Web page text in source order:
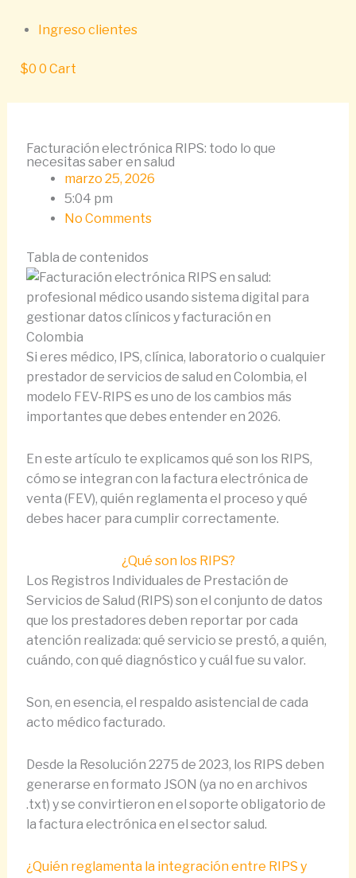
Ingreso clientes
$0 0 Cart
Facturación electrónica RIPS: todo lo que
necesitas saber en salud
marzo 25, 2026
5:04 pm
No Comments
Tabla de contenidos
Si eres médico, IPS, clínica, laboratorio o cualquier
prestador de servicios de salud en Colombia, el
modelo FEV-RIPS es uno de los cambios más
importantes que debes entender en 2026.
En este artículo te explicamos qué son los RIPS,
cómo se integran con la factura electrónica de
venta (FEV), quién reglamenta el proceso y qué
debes hacer para cumplir correctamente.
¿Qué son los RIPS?
Los Registros Individuales de Prestación de
Servicios de Salud (RIPS) son el conjunto de datos
que los prestadores deben reportar por cada
atención realizada: qué servicio se prestó, a quién,
cuándo, con qué diagnóstico y cuál fue su valor.
Son, en esencia, el respaldo asistencial de cada
acto médico facturado.
Desde la Resolución 2275 de 2023, los RIPS deben
generarse en formato JSON (ya no en archivos
.txt) y se convirtieron en el soporte obligatorio de
la factura electrónica en el sector salud.
¿Quién reglamenta la integración entre RIPS y